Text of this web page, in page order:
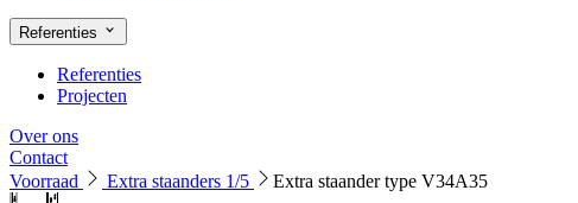
Referenties
Referenties
Projecten
Over ons
Contact
Voorraad
Extra staanders 1/5 Extra staander type V34A35